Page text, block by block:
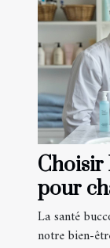
Choisir
pour
La santé
notre bien-